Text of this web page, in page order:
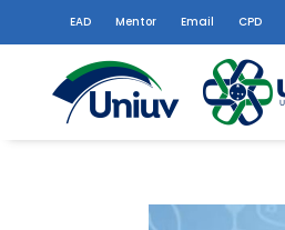
EAD Mentor Email CPD